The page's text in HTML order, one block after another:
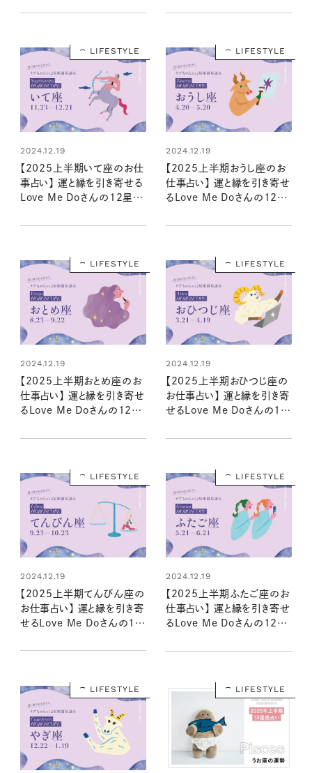
LIFESTYLE
2024.12.19
【2025上半期いて座のお仕
事占い】 運と縁を引き寄せる
Love Me Doさんの12星座
LIFESTYLE
2024.12.19
【2025上半期おうし座のお
仕事占い】 運と縁を引き寄せ
るLove Me Doさんの12星
LIFESTYLE
2024.12.19
【2025上半期おとめ座のお
仕事占い】 運と縁を引き寄せ
るLove Me Doさんの12星
LIFESTYLE
2024.12.19
【2025上半期おひつじ座の
お仕事占い】 運と縁を引き寄
せるLove Me Doさんの12
LIFESTYLE
2024.12.19
【2025上半期てんびん座の
お仕事占い】 運と縁を引き寄
せるLove Me Doさんの12
LIFESTYLE
2024.12.19
【2025上半期ふたご座のお
仕事占い】 運と縁を引き寄せ
るLove Me Doさんの12星
LIFESTYLE LIFESTYLE